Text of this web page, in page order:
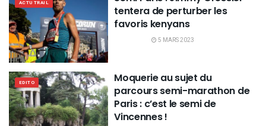
ACTU TRAIL
tentera de perturber les
favoris kenyans
5 MARS 2023
EDITO
Moquerie au sujet du
parcours semi-marathon de
Paris : c’est le semi de
Vincennes !